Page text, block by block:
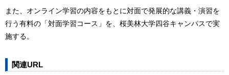
また、オンライン学習の内容をもとに対面で発展的な講義・演習を
行う有料の「対面学習コース」を、桜美林大学四谷キャンパスで実
施する。
関連URL